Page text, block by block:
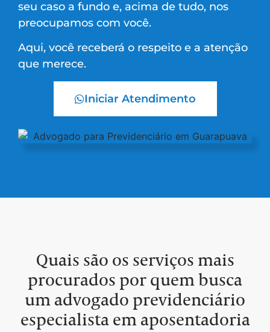
seu caso a fundo e, acima de tudo, nos
preocupamos com você.
Aqui, você receberá o respeito e a atenção
que merece.
Iniciar Atendimento
Quais são os serviços mais
procurados por quem busca
um advogado previdenciário
especialista em aposentadoria